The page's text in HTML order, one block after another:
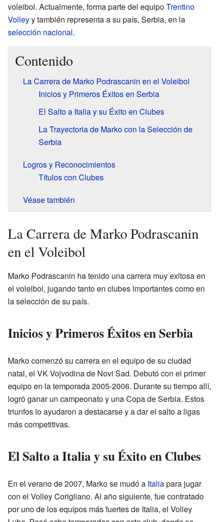
voleibol. Actualmente, forma parte del equipoTrentino
Volleyy también representa a su país, Serbia, en la
selección nacional.
Contenido
La Carrera de Marko Podrascanin en el Voleibol
Inicios y Primeros Éxitos en Serbia
El Salto a Italia y su Éxito en Clubes
La Trayectoria de Marko con la Selección de
Serbia
Logros y Reconocimientos
Títulos con Clubes
Véase también
La Carrera de Marko Podrascanin
en el Voleibol
Marko Podrascanin ha tenido una carrera muy exitosa en
el voleibol, jugando tanto en clubes importantes como en
la selección de su país.
Inicios y Primeros Éxitos en Serbia
Marko comenzó su carrera en el equipo de su ciudad
natal, el VK Vojvodina de Novi Sad. Debutó con el primer
equipo en la temporada 2005-2006. Durante su tiempo allí,
logró ganar un campeonato y una Copa de Serbia. Estos
triunfos lo ayudaron a destacarse y a dar el salto a ligas
más competitivas.
El Salto a Italia y su Éxito en Clubes
En el verano de 2007, Marko se mudó a Italiapara jugar
con el Volley Corigliano. Al año siguiente, fue contratado
por uno de los equipos más fuertes de Italia, el Volley